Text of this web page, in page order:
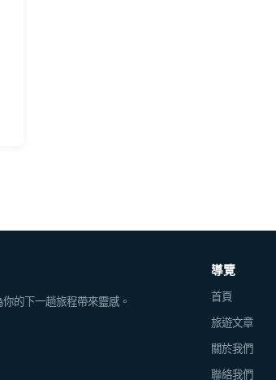
的下一趟旅程帶來靈感。
導覽
首頁
旅遊文章
關於我們
聯絡我們